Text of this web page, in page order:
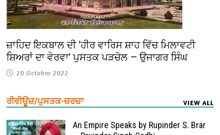
ਜ਼ਾਹਿਦ ਇਕਬਾਲ ਦੀ ‘ਹੀਰ ਵਾਰਿਸ ਸ਼ਾਹ ਵਿੱਚ ਮਿਲਾਵਟੀ
ਸ਼ਿਅਰਾਂ ਦਾ ਵੇਰਵਾ’ ਪੁਸਤਕ ਪੜਚੋਲ — ਉਜਾਗਰ ਸਿੰਘ
20 October 2022
ਰੀਵੀਊਜ਼/ਪੁਸਤਕ-ਚਰਚਾ VIEW ALL
An Empire Speaks by Rupinder S. Brar